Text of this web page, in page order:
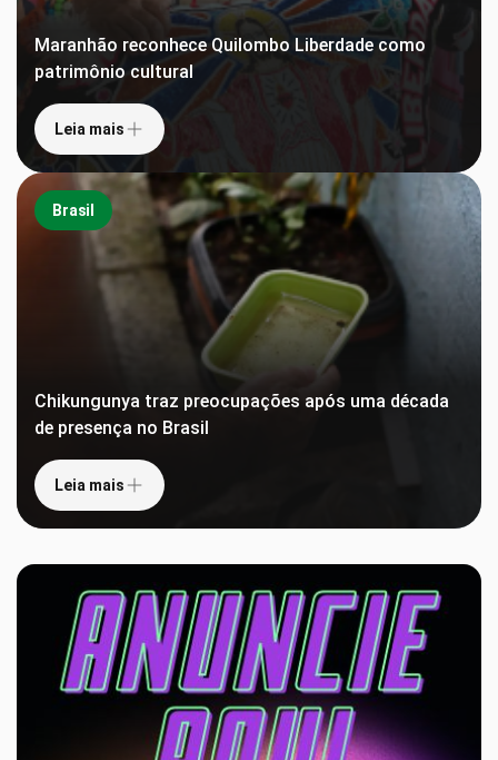
Maranhão reconhece Quilombo Liberdade como
patrimônio cultural
Leia mais
Brasil
Chikungunya traz preocupações após uma década
de presença no Brasil
Leia mais